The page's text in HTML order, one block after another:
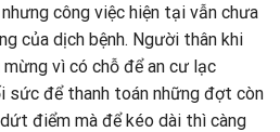
công việc hiện tại vẫn chưa
của dịch bệnh. Người thân khi
vì có chỗ để an cư lạc
sức để thanh toán những đợt còn
điểm mà để kéo dài thì càng